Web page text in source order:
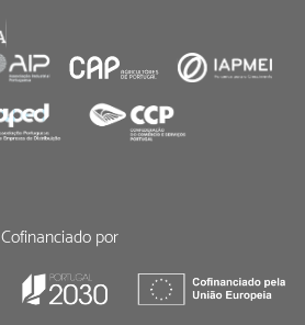
Cofinanciado por